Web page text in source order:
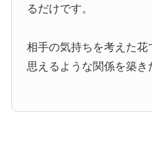
るだけです。
相手の気持ちを考えた花
思えるような関係を築き